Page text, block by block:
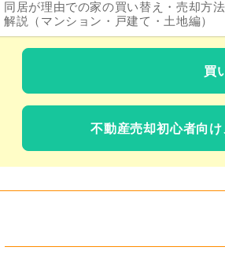
同居が理由での家の買い替え・売却方
解説（マンション・戸建て・土地編）
買
不動産売却初心者向